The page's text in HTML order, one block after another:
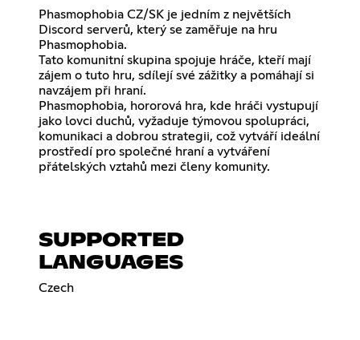
Phasmophobia CZ/SK je jedním z největších
Discord serverů, který se zaměřuje na hru
Phasmophobia.
Tato komunitní skupina spojuje hráče, kteří mají
zájem o tuto hru, sdílejí své zážitky a pomáhají si
navzájem při hraní.
Phasmophobia, hororová hra, kde hráči vystupují
jako lovci duchů, vyžaduje týmovou spolupráci,
komunikaci a dobrou strategii, což vytváří ideální
prostředí pro společné hraní a vytváření
přátelských vztahů mezi členy komunity.
SUPPORTED
LANGUAGES
Czech